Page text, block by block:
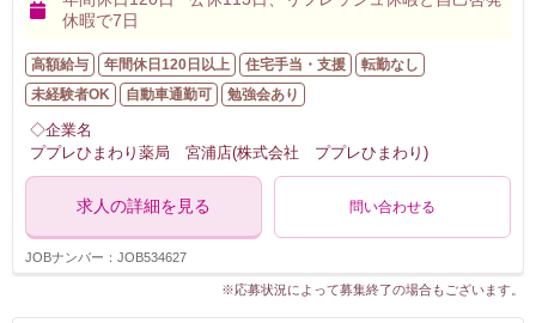
休暇で7日
高額給与 年間休日120日以上 住宅手当・支援
転勤なし
未経験者OK
自動車通勤可 勉強会あり
◇企業名
ププレひまわり薬局 宮浦店(株式会社 ププレひまわり)
求人の詳細を見る 問い合わせる
JOBナンバー：JOB534627
※応募状況によって募集終了の場合もございます。